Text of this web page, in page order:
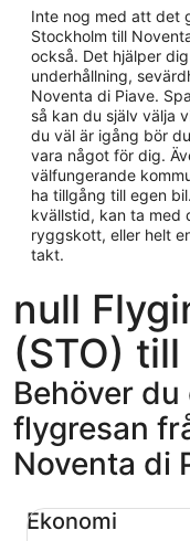
Inte nog med att det
Stockholm till
också. Det hjälper
underhållning,
Noventa di Piave.
så kan du själv välja
du väl är igång bör
vara något för dig.
välfungerande
ha tillgång till egen
kvällstid, kan ta med
ryggskott, eller helt
takt.
null
(STO)
Behöver
flygresan
Noventa di
Ekonomi
Ekonomi Chevrolet